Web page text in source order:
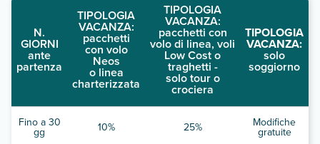
N.
GIORNI
ante
partenza
TIPOLOGIA
VACANZA:
pacchetti
con volo
Neos
o linea
charterizzata
TIPOLOGIA
VACANZA:
pacchetti con
volo di linea, voli
Low Cost o
traghetti -
solo tour o
crociera
TIPOLOGIA
VACANZA:
solo
soggiorno
Fino a 30
gg 10% 25% Modifiche
gratuite